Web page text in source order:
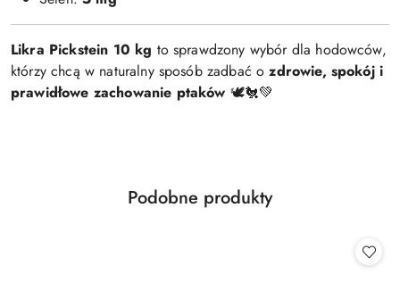
Likra Pickstein 10 kg to sprawdzony wybór dla hodowców,
którzy chcą w naturalny sposób zadbać ozdrowie, spokój i
prawidłowe zachowanie ptaków 🕊️🐔💚
Pomiń karuzelę produktów
Produkty
Podobne produkty